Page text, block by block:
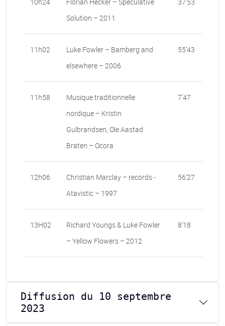
Solution – 2011
11h02
Luke Fowler – Bamberg and
elsewhere – 2006
55’43
11h58
Musique traditionnelle
nordique – Kristin
Gulbrandsen, Ole Aastad
Braten – Ocora
7’47
12h06
Christian Marclay – records -
Atavistic – 1997
56’27
13H02
Richard Youngs & Luke Fowler
– Yellow Flowers – 2012
8’18
Diffusion du 10 septembre
2023